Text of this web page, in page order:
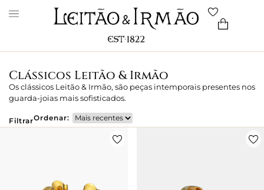
Clássicos Leitão & Irmão
Os clássicos Leitão & Irmão, são peças intemporais presentes nos
guarda-joias mais sofisticados.
FiltrarOrdenar: